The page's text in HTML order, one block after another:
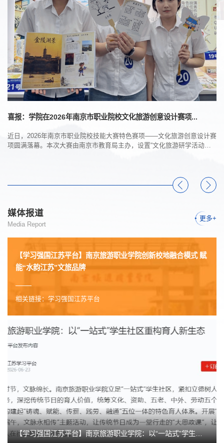
喜报：学院在2026年南京市职业院校文化旅游创意设计赛项...
近日，2026年南京市职业院校技能大赛特色赛项——文化旅游创意设计赛
项圆满落幕。本次大赛由南京市教育局主办，设置“文化旅游研学活动策
达，共有4件作品脱颖而出，斩获一等奖1项、二等奖1项，三等奖2项，充
媒体报道
Media Report
更多+
【学习强国江苏平台】南京旅游职业学院创新校地融合模式 赋
能“水韵江苏”文旅品牌
相关链接：学习强国江苏平台
【学习强国江苏平台】南京旅游职业学院：以“一站式”学生社区重构育人新生态